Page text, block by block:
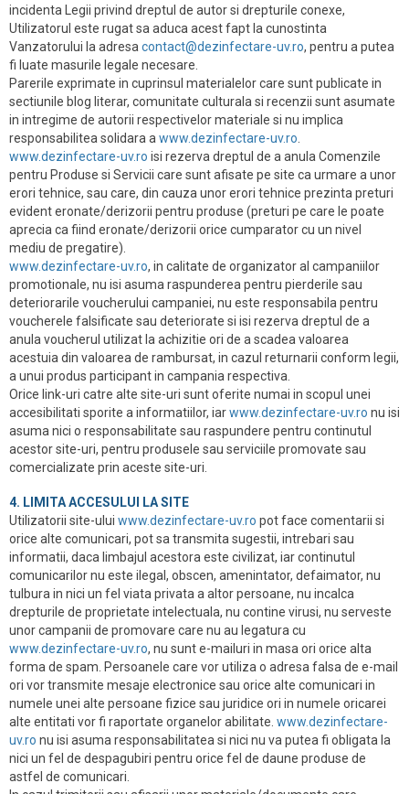
incidenta Legii privind dreptul de autor si drepturile conexe,
Utilizatorul este rugat sa aduca acest fapt la cunostinta
Vanzatorului la adresa contact@dezinfectare-uv.ro, pentru a putea
fi luate masurile legale necesare.
Parerile exprimate in cuprinsul materialelor care sunt publicate in
sectiunile blog literar, comunitate culturala si recenzii sunt asumate
in intregime de autorii respectivelor materiale si nu implica
responsabilitea solidara a www.dezinfectare-uv.ro
www.dezinfectare-uv.ro isi rezerva dreptul de a anula Comenzile
pentru Produse si Servicii care sunt afisate pe site ca urmare a unor
erori tehnice, sau care, din cauza unor erori tehnice prezinta preturi
evident eronate/derizorii pentru produse (preturi pe care le poate
aprecia ca fiind eronate/derizorii orice cumparator cu un nivel
mediu de pregatire).
www.dezinfectare-uv.ro, in calitate de organizator al campaniilor
promotionale, nu isi asuma raspunderea pentru pierderile sau
deteriorarile voucherului campaniei, nu este responsabila pentru
voucherele falsificate sau deteriorate si isi rezerva dreptul de a
anula voucherul utilizat la achizitie ori de a scadea valoarea
acestuia din valoarea de rambursat, in cazul returnarii conform legii,
a unui produs participant in campania respectiva.
Orice link-uri catre alte site-uri sunt oferite numai in scopul unei
accesibilitati sporite a informatiilor, iarwww.dezinfectare-uv.ro nu isi
asuma nici o responsabilitate sau raspundere pentru continutul
acestor site-uri, pentru produsele sau serviciile promovate sau
comercializate prin aceste site-uri.
4. LIMITA ACCESULUI LA SITE
Utilizatorii site-ului www.dezinfectare-uv.ro pot face comentarii si
orice alte comunicari, pot sa transmita sugestii, intrebari sau
informatii, daca limbajul acestora este civilizat, iar continutul
comunicarilor nu este ilegal, obscen, amenintator, defaimator, nu
tulbura in nici un fel viata privata a altor persoane, nu incalca
drepturile de proprietate intelectuala, nu contine virusi, nu serveste
unor campanii de promovare care nu au legatura cu
www.dezinfectare-uv.ro, nu sunt e-mailuri in masa ori orice alta
forma de spam. Persoanele care vor utiliza o adresa falsa de e-mail
ori vor transmite mesaje electronice sau orice alte comunicari in
numele unei alte persoane fizice sau juridice ori in numele oricarei
alte entitati vor fi raportate organelor abilitate. www.dezinfectare-
uv.ro nu isi asuma responsabilitatea si nici nu va putea fi obligata la
nici un fel de despagubiri pentru orice fel de daune produse de
astfel de comunicari.